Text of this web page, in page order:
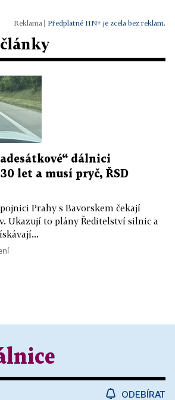
Předplatné HN+ je zcela bez reklam.
dálnici
let a musí pryč, ŘSD
Prahy s Bavorskem čekají
Ukazují to plány Ředitelství silnic a
ODEBÍRAT